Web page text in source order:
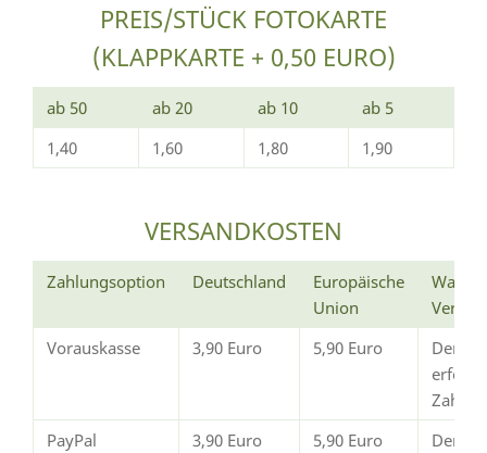
PREIS/STÜCK FOTOKARTE
(KLAPPKARTE + 0,50 EURO)
ab 50 ab 20 ab 10
ab 5
1,40
1,60 1,80 1,90
VERSANDKOSTEN
Zahlungsoption Deutschland
Europäische
Union
Wann
Vorauskasse
3,90 Euro 5,90 Euro
Der
erfolgt
PayPal
3,90 Euro 5,90 Euro
Der